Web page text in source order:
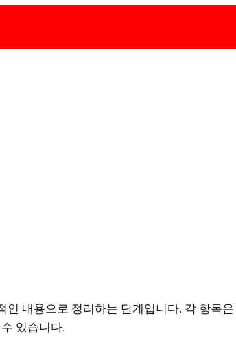
내용으로 정리하는 단계입니다. 각 항목
있습니다.